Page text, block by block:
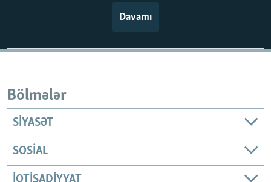
Davamı
Bölmələr
SIYASƏT
SOSIAL